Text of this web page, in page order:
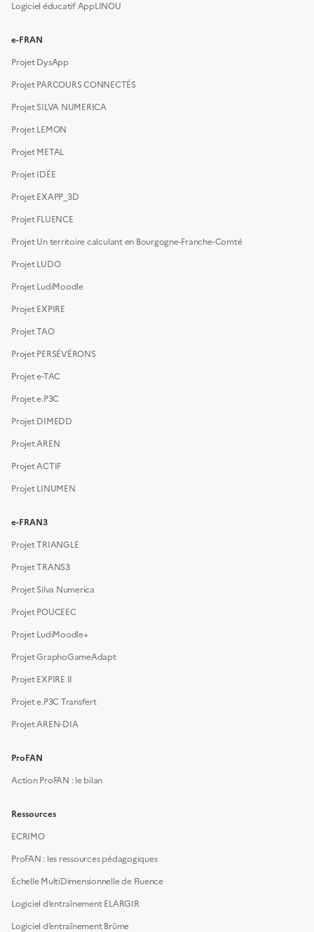
Logiciel éducatif AppLINOU
e-FRAN
Projet DysApp
Projet PARCOURS CONNECTÉS
Projet SILVA NUMERICA
Projet LEMON
Projet METAL
Projet IDÉE
Projet EXAPP_3D
Projet FLUENCE
Projet Un territoire calculant en Bourgogne-Franche-Comté
Projet LUDO
Projet LudiMoodle
Projet EXPIRE
Projet TAO
Projet PERSÉVÉRONS
Projet e-TAC
Projet e.P3C
Projet DIMEDD
Projet AREN
Projet ACTIF
Projet LINUMEN
e-FRAN3
Projet TRIANGLE
Projet TRANS3
Projet Silva Numerica
Projet POUCEEC
Projet LudiMoodle+
Projet GraphoGameAdapt
Projet EXPIRE II
Projet e.P3C Transfert
Projet AREN-DIA
ProFAN
Action ProFAN : le bilan
Ressources
ECRIMO
ProFAN : les ressources pédagogiques
Échelle MultiDimensionnelle de Fluence
Logiciel d’entraînement ELARGIR
Logiciel d’entraînement Brûme